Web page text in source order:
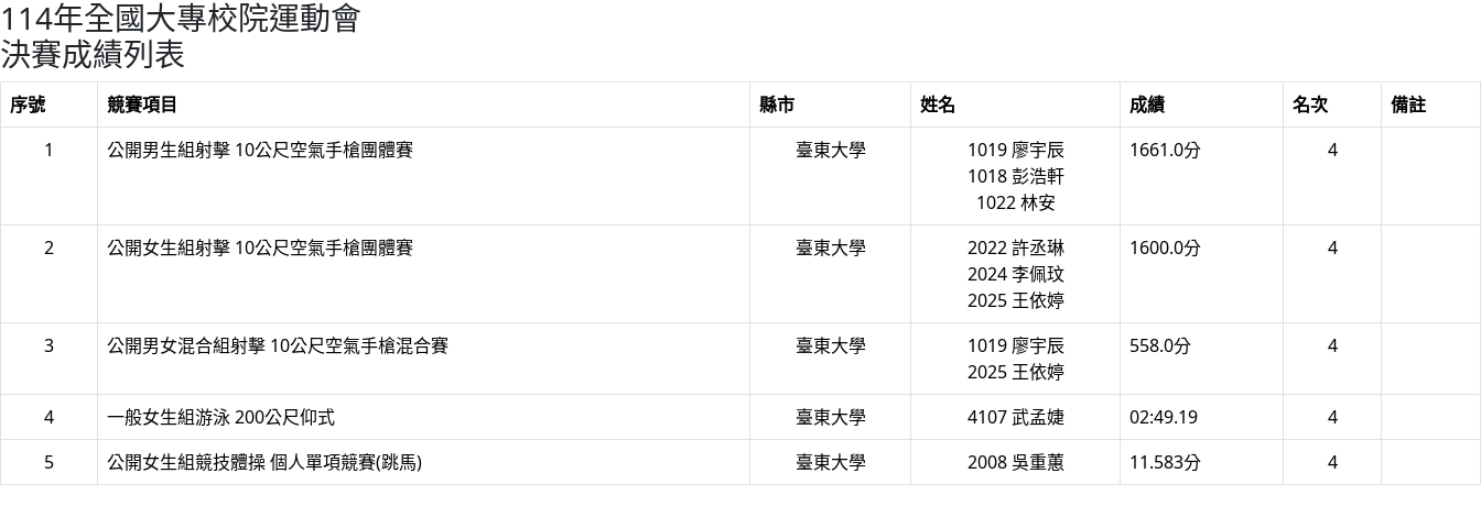
114年全國大專校院運動會
決賽成績列表
序號 競賽項目 縣市 姓名 成績 名次
備註
1
公開男生組射擊 10公尺空氣手槍團體賽 臺東大學
1019 廖宇辰
1018 彭浩軒
1022 林安
1661.0分 4
2 公開女生組射擊 10公尺空氣手槍團體賽 臺東大學
2022 許丞琳
2024 李佩玟
2025 王依婷
1600.0分 4
3 公開男女混合組射擊 10公尺空氣手槍混合賽 臺東大學
1019 廖宇辰
2025 王依婷
558.0分 4
4 一般女生組游泳 200公尺仰式 臺東大學 4107 武孟婕 02:49.19
4
5
公開女生組競技體操 個人單項競賽(跳馬) 臺東大學 2008 吳重蕙 11.583分 4